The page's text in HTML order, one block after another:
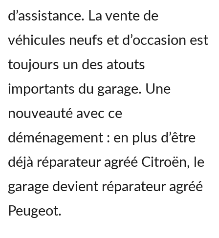
d’assistance. La vente de
véhicules neufs et d’occasion est
toujours un des atouts
importants du garage. Une
nouveauté avec ce
déménagement : en plus d’être
déjà réparateur agréé Citroën, le
garage devient réparateur agréé
Peugeot.